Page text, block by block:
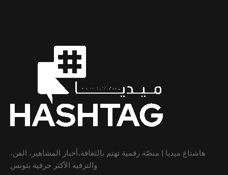
هاشتاغ ميديا | منصّة رقمية تهتم بالثقافة،أخبار المشاهير، الفن،
والترفيه الأكثر حرفية بتونس